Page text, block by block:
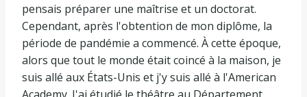
pensais préparer une maîtrise et un doctorat.
Cependant, après l'obtention de mon diplôme, la
période de pandémie a commencé. À cette époque,
alors que tout le monde était coincé à la maison, je
suis allé aux États-Unis et j'y suis allé à l'American